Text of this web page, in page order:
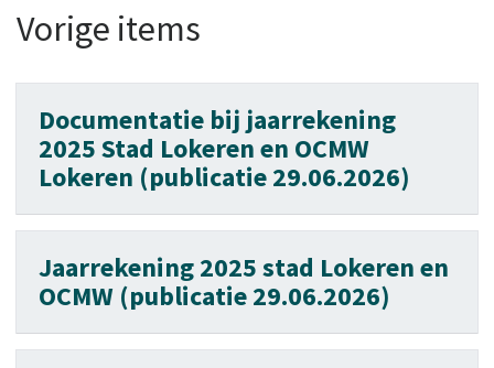
Vorige items
Documentatie bij jaarrekening
2025 Stad Lokeren en OCMW
Lokeren (publicatie 29.06.2026)
Jaarrekening 2025 stad Lokeren en
OCMW (publicatie 29.06.2026)